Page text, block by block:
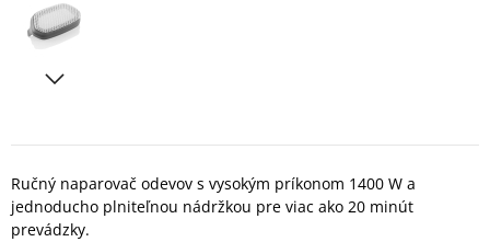
Ručný naparovač odevov s vysokým príkonom 1400 W a
jednoducho plniteľnou nádržkou pre viac ako 20 minút
prevádzky.